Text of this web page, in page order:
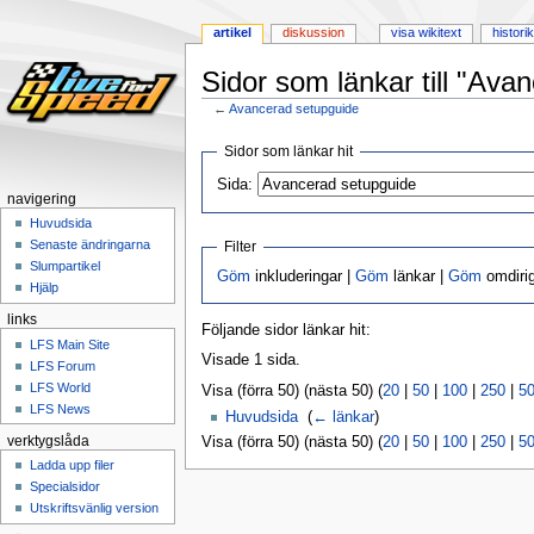
Sidor som länkar till
←Avancerad setupguide
Hoppa
navigering
Hoppa
sök
Sidor som länkar hit
Sida:
Filter
Göm inkluderingar |Göm länkar |Göm
Följande sidor länkar hit:
Visade 1 sida.
Visa (förra 50) (nästa 50) (20| 50| 100| 250|
Huvudsida‎ (← länkar)
Visa (förra 50) (nästa 50) (20| 50| 100| 250|
artikel diskussion visa wikitext historik
navigering
Huvudsida
Senaste ändringarna
Slumpartikel
Hjälp
links
LFS Main Site
LFS Forum
LFS World
LFS News
verktygslåda
Ladda upp filer
Specialsidor
Utskriftsvänlig version